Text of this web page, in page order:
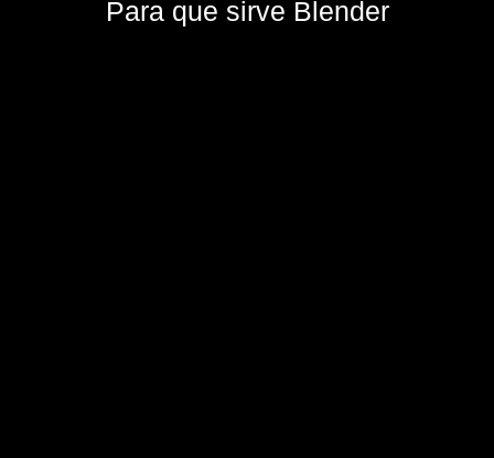
Para que sirve Blender